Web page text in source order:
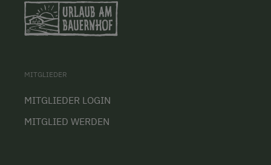
MITGLIEDER
MITGLIEDER LOGIN
MITGLIED WERDEN